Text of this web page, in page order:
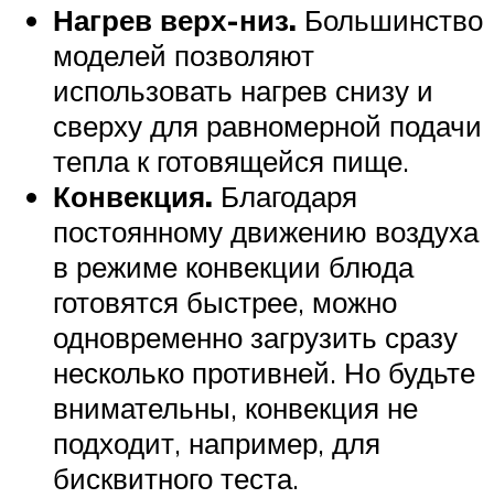
Нагрев верх-низ. Большинство
моделей позволяют
использовать нагрев снизу и
сверху для равномерной подачи
тепла к готовящейся пище.
Конвекция. Благодаря
постоянному движению воздуха
в режиме конвекции блюда
готовятся быстрее, можно
одновременно загрузить сразу
несколько противней. Но будьте
внимательны, конвекция не
подходит, например, для
бисквитного теста.